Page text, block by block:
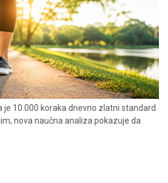
je 10.000 koraka dnevno zlatni standard
nova naučna analiza pokazuje da